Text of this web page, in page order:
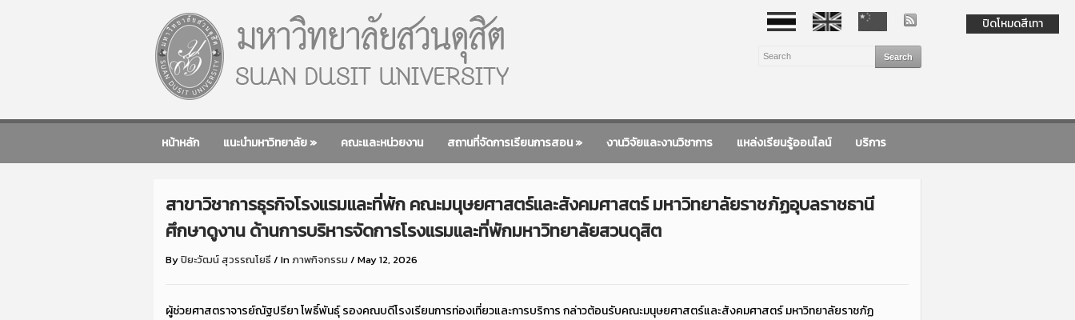
หน้าหลัก แนะนำมหาวิทยาลัย» คณะและหน่วยงาน สถานที่จัดการเรียนการสอน» งานวิจัยและงานวิชาการ แหล่งเรียนรู้ออนไลน์ บริการ
สาขาวิชาการธุรกิจโรงแรมและที่พัก คณะมนุษยศาสตร์และสังคมศาสตร์ มหาวิทยาลัยราชภัฏอุบลราชธานี
ศึกษาดูงาน ด้านการบริหารจัดการโรงแรมและที่พักมหาวิทยาลัยสวนดุสิต
Byปิยะวัฒน์ สุวรรณโยธี/ Inภาพกิจกรรม / May 12, 2026
ผู้ช่วยศาสตราจารย์ณัฐปรียา โพธิ์พันธุ์ รองคณบดีโรงเรียนการท่องเที่ยวและการบริการ กล่าวต้อนรับคณะมนุษยศาสตร์และสังคมศาสตร์ มหาวิทยาลัยราชภัฏ
ปิดโหมดสีเทา